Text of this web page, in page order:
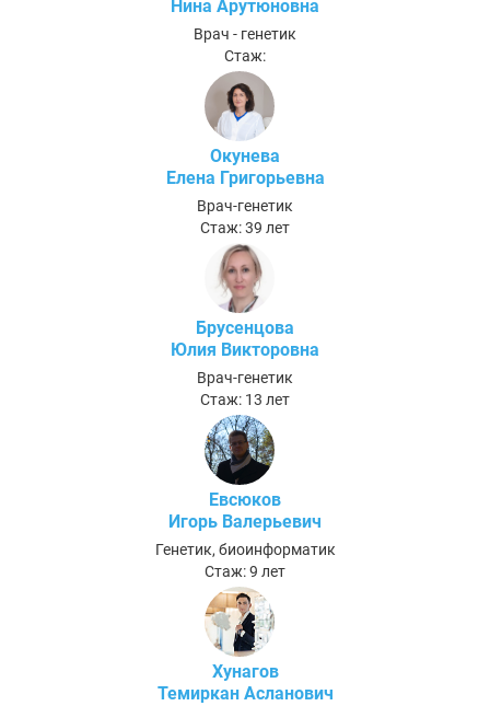
Нина Арутюновна
Врач - генетик
Стаж:
Окунева
Елена Григорьевна
Врач-генетик
Стаж: 39 лет
Брусенцова
Юлия Викторовна
Врач-генетик
Стаж: 13 лет
Евсюков
Игорь Валерьевич
Генетик, биоинформатик
Стаж: 9 лет
Хунагов
Темиркан Асланович